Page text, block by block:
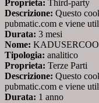
Proprieta: Third-party
Descrizione: Questo
pubmatic.com e viene
Durata: 3 mesi
Nome:
Tipologia: analitico
Proprieta: Terze Parti
Descrizione: Questo
pubmatic.com e viene
Durata: 1 anno